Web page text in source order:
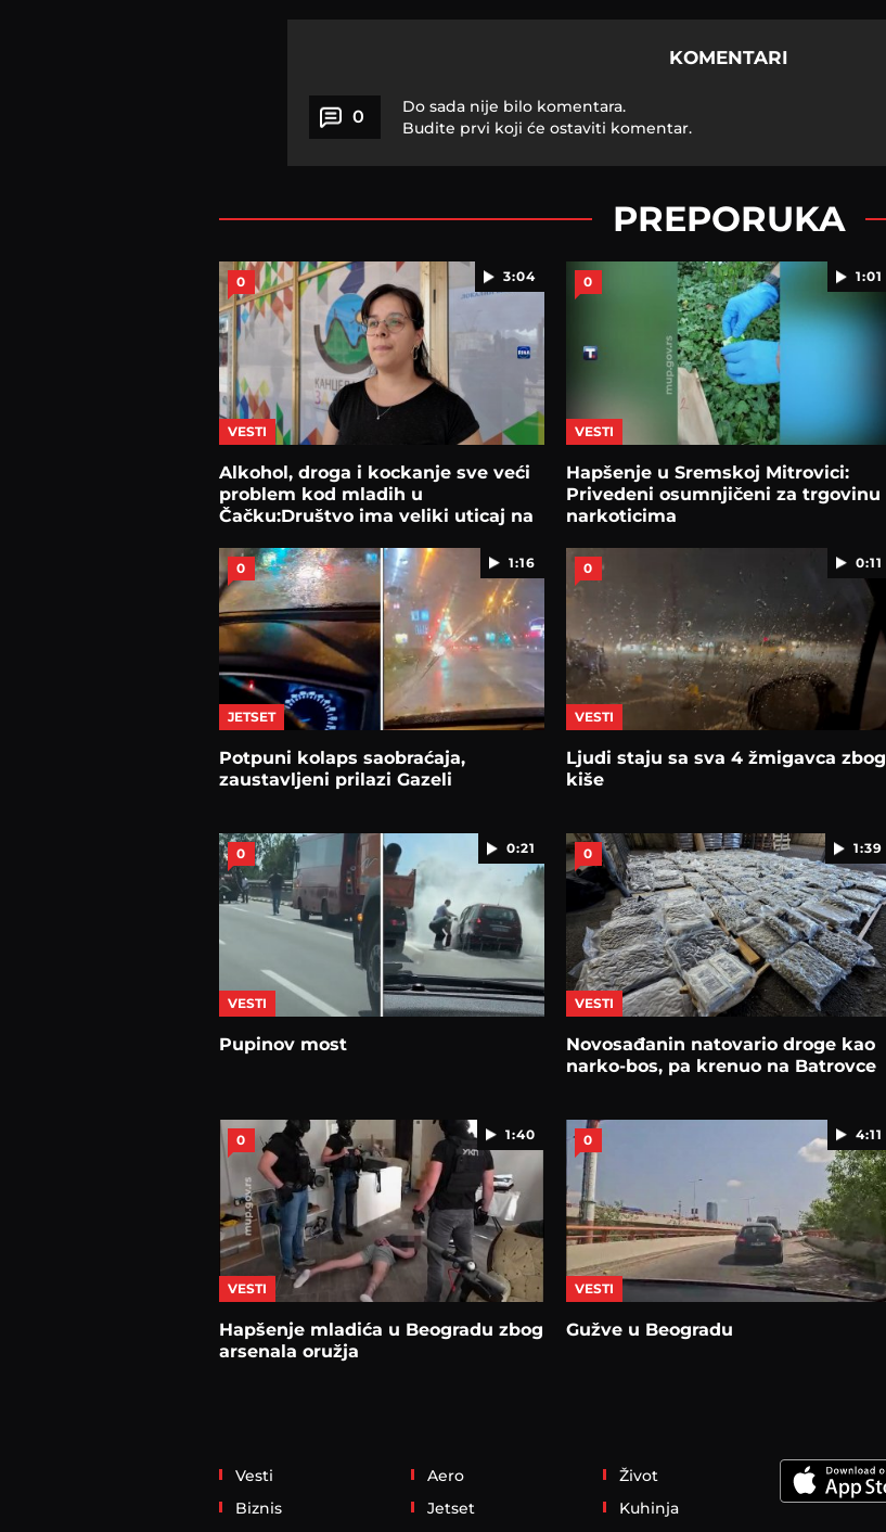
KOMENTARI
0
Do sada nije bilo komentara.
Budite prvi koji će ostaviti komentar.
PREPORUKA
3:04
0
VESTI
Alkohol, droga i kockanje sve veći
problem kod mladih u
Čačku:Društvo ima veliki uticaj na
1:01
0
VESTI
Hapšenje u Sremskoj Mitrovici:
Privedeni osumnjičeni za trgovinu
narkoticima
1:16
0
JETSET
Potpuni kolaps saobraćaja,
zaustavljeni prilazi Gazeli
0:11
0
VESTI
Ljudi staju sa sva 4 žmigavca zbog
kiše
0:21
0
VESTI
Pupinov most
1:39
0
VESTI
Novosađanin natovario droge kao
narko-bos, pa krenuo na Batrovce
1:40
0
VESTI
Hapšenje mladića u Beogradu zbog
arsenala oružja
4:11
0
VESTI
Gužve u Beogradu
Vesti
Biznis
Aero
Jetset
Život
Kuhinja